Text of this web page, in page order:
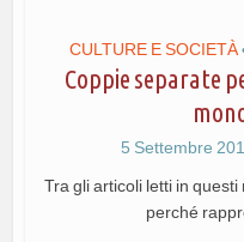
CULTURE E SOCIETÀ
Coppie separate
5 Settembre
Tra gli articoli letti in
perché